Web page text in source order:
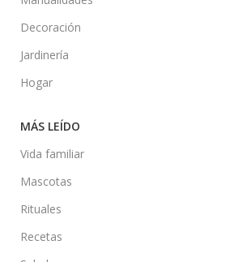
Decoración
Jardinería
Hogar
MÁS LEÍDO
Vida familiar
Mascotas
Rituales
Recetas